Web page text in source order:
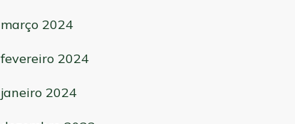
março 2024
fevereiro 2024
janeiro 2024